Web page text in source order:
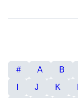
# A B
J K